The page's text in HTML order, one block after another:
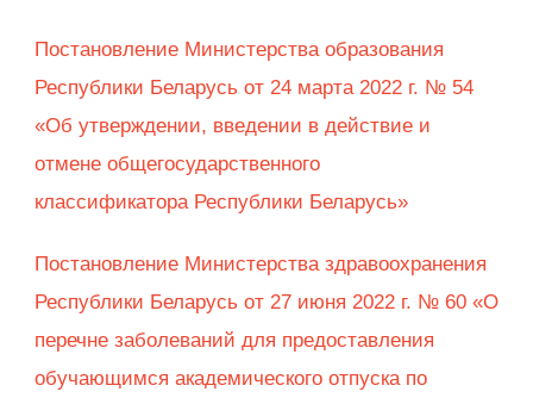
Постановление Министерства образования
Республики Беларусь от 24 марта 2022 г. № 54
«Об утверждении, введении в действие и
отмене общегосударственного
классификатора Республики Беларусь»
Постановление Министерства здравоохранения
Республики Беларусь от 27 июня 2022 г. № 60 «О
перечне заболеваний для предоставления
обучающимся академического отпуска по